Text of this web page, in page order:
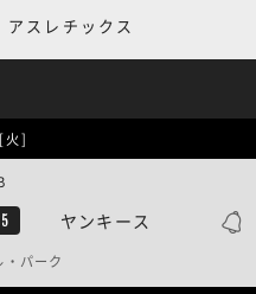
アスレチックス
[火]
ヤンキース
・パーク